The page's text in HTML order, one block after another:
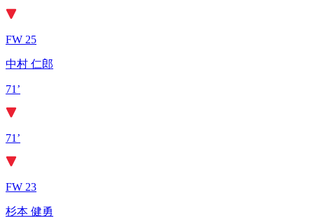
FW 25
中村 仁郎
71’
71’
FW 23
杉本 健勇